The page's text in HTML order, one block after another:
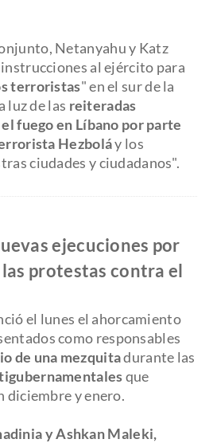
Netanyahu y Katz
al ejército para
terroristas" en el sur de la
luz de las reiteradas
fuego en Líbano por parte
Hezboláy los
ciudades y ciudadanos".
ejecuciones por
protestas contra el
el lunes el ahorcamiento
como responsables
de una mezquitadurante las
que
diciembre y enero.
y Ashkan Maleki,